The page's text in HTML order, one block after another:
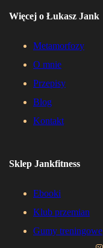
Więcej o Łukasz Jank
Metamorfozy
O mnie
Przepisy
Blog
Kontakt
Sklep Jankfitness
Ebooki
Klub przemian
Gumy treningowe